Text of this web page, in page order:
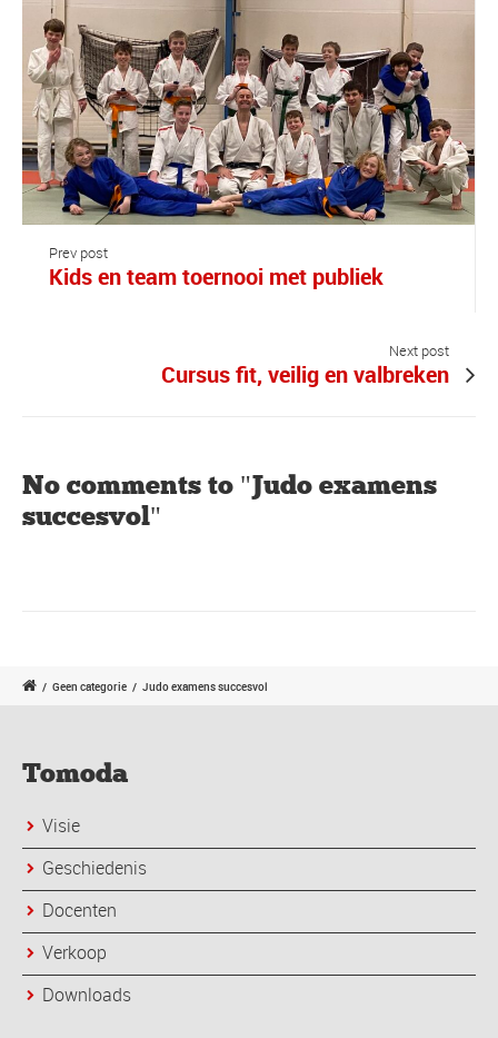
Prev post
Kids en team toernooi met publiek
Next post
Cursus fit, veilig en valbreken
No comments to "Judo examens
succesvol"
/ Geen categorie / Judo examens succesvol
Tomoda
Visie
Geschiedenis
Docenten
Verkoop
Downloads